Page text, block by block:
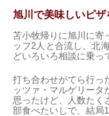
旭川で美味しいピ
苫小牧帰りに旭川に寄
ッフ2人と合流し、北
どいろいろ相談に乗っ
打ち合わせがてら行っ
ッツァ・マルゲリータ
思ったけど、人数たく
部食べたいしで、結局